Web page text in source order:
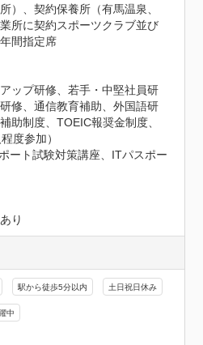
）、契約保養所（有馬温泉、
所に契約スポーツクラブ並び
間指定席
ップ研修、若手・中堅社員研
修、通信教育補助、外国語研
助制度、TOEIC報奨金制度、
度参加）
ート試験対策講座、ITパスポー
り
駅から徒歩5分以内 土日祝日休み
中